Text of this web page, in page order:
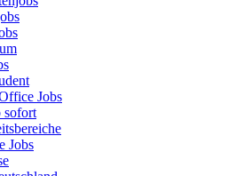
Jobs
sofort
Jobs